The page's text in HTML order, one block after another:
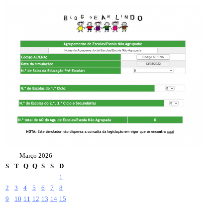
Março 2026
S
T Q Q S S
D
1
2
3 4 5 6 7
8
9
10 11 12 13 14 15